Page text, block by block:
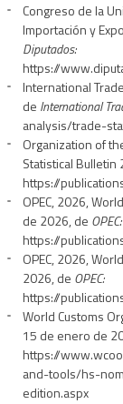
Congreso de la
Importación y
Diputados:
https://
International
de International
analysis/trade-
Organization of
Statistical
https://
OPEC, 2026,
de 2026, de OPEC:
https://
OPEC, 2026,
2026, de OPEC:
https://
World Customs
15 de enero de
https://
and-tools/hs-
edition.aspx